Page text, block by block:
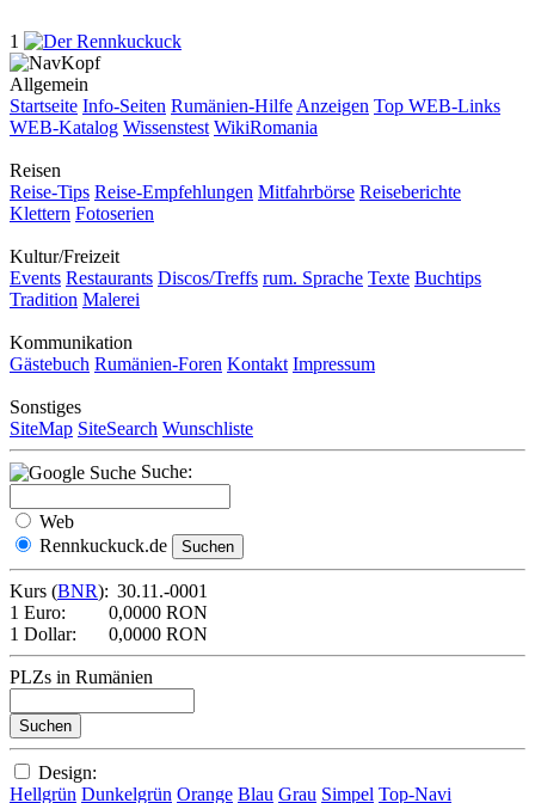
1
Allgemein
Startseite Info-Seiten Rumänien-Hilfe Anzeigen Top WEB-Links
WEB-Katalog Wissenstest WikiRomania
Reisen
Reise-Tips Reise-Empfehlungen Mitfahrbörse Reiseberichte
Klettern Fotoserien
Kultur/Freizeit
Events Restaurants Discos/Treffs rum. Sprache Texte Buchtips
Tradition Malerei
Kommunikation
Gästebuch Rumänien-Foren Kontakt Impressum
Sonstiges
SiteMap SiteSearch Wunschliste
Suche:
Web
Rennkuckuck.de
Kurs (BNR): 30.11.-0001
1 Euro:
0,0000 RON
1 Dollar:
0,0000 RON
PLZs in Rumänien
Design:
Hellgrün Dunkelgrün Orange Blau Grau Simpel Top-Navi